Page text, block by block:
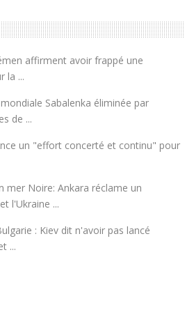
affirment avoir frappé une
la ...
Sabalenka éliminée par
de ...
un "effort concerté et continu" pour
mer Noire: Ankara réclame un
l'Ukraine ...
: Kiev dit n'avoir pas lancé
...